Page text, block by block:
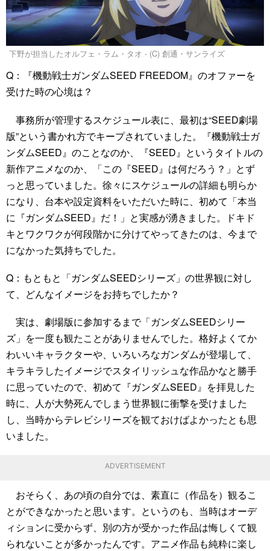
下野が担当したオルフェ・ラム・タオ - (C) 創通・サンライズ
Q：『機動戦士ガンダムSEED FREEDOM』のオファーを
受けた時の心境は？
事務所が管理するスケジュール表に、最初は“SEED劇場
版”という書かれ方でキープされていました。『機動戦士ガ
ンダムSEED』のことなのか、『SEED』というタイトルの
新作アニメなのか、「この『SEED』は何だろう？」とず
っと思っていました。徐々にスケジュールの詳細も明らか
になり、台本や設定資料をいただいた時に、初めて「本当
に『ガンダムSEED』だ！」と実感が湧きました。ドキド
キとワクワクが何段階かに分けてやってきたのは、今まで
になかった気持ちでした。
Q：もともと「ガンダムSEEDシリーズ」の世界観に対し
て、どんなイメージをお持ちでしたか？
実は、劇場版に参加するまで「ガンダムSEEDシリー
ズ」を一度も観たことがありませんでした。格好よくてか
わいいキャラクターや、いろいろなガンダムが登場して、
キラキラしたイメージでスタイリッシュな作品かなと勝手
に思っていたので、初めて『ガンダムSEED』を拝見した
時に、人が大勢死んでしまう世界観に衝撃を受けました
し、当時からテレビシリーズを観ておけばよかったとも思
いました。
ADVERTISEMENT
おそらく、あの頃の自分では、素直に（作品を）観るこ
とができなかったと思います。というのも、当時はオーデ
ィションに受からず、別の方が受かった作品は悔しくて観
られないことが多かったんです。アニメ作品も純粋に楽し